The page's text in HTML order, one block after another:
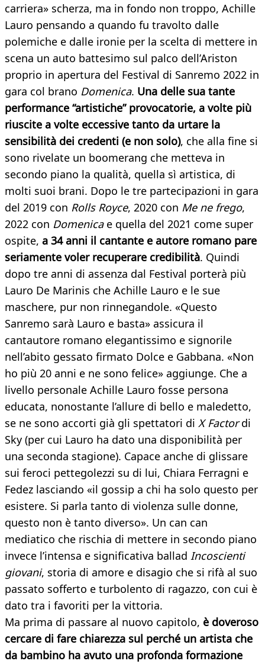
carriera» scherza, ma in fondo non troppo, Achille
Lauro pensando a quando fu travolto dalle
polemiche e dalle ironie per la scelta di mettere in
scena un auto battesimo sul palco dell’Ariston
proprio in apertura del Festival di Sanremo 2022 in
gara col brano Domenica. Una delle sua tante
performance “artistiche” provocatorie, a volte più
riuscite a volte eccessive tanto da urtare la
sensibilità dei credenti (e non solo), che alla fine si
sono rivelate un boomerang che metteva in
secondo piano la qualità, quella sì artistica, di
molti suoi brani. Dopo le tre partecipazioni in gara
del 2019 con Rolls Royce, 2020 con Me ne frego,
2022 con Domenicae quella del 2021 come super
ospite, a 34 anni il cantante e autore romano pare
seriamente voler recuperare credibilità. Quindi
dopo tre anni di assenza dal Festival porterà più
Lauro De Marinis che Achille Lauro e le sue
maschere, pur non rinnegandole. «Questo
Sanremo sarà Lauro e basta» assicura il
cantautore romano elegantissimo e signorile
nell’abito gessato firmato Dolce e Gabbana. «Non
ho più 20 anni e ne sono felice» aggiunge. Che a
livello personale Achille Lauro fosse persona
educata, nonostante l’allure di bello e maledetto,
se ne sono accorti già gli spettatori di X Factordi
Sky (per cui Lauro ha dato una disponibilità per
una seconda stagione). Capace anche di glissare
sui feroci pettegolezzi su di lui, Chiara Ferragni e
Fedez lasciando «il gossip a chi ha solo questo per
esistere. Si parla tanto di violenza sulle donne,
questo non è tanto diverso». Un can can
mediatico che rischia di mettere in secondo piano
invece l’intensa e significativa ballad Incoscienti
giovani, storia di amore e disagio che si rifà al suo
passato sofferto e turbolento di ragazzo, con cui è
dato tra i favoriti per la vittoria.
Ma prima di passare al nuovo capitolo, è doveroso
cercare di fare chiarezza sul perché un artista che
da bambino ha avuto una profonda formazione